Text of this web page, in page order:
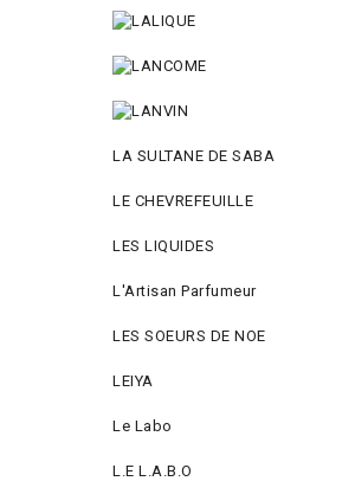
LA SULTANE DE SABA
LE CHEVREFEUILLE
LES LIQUIDES
L'Artisan Parfumeur
LES SOEURS DE NOE
LEIYA
Le Labo
L.Е L.А.B.О